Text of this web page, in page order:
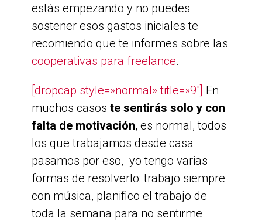
estás empezando y no puedes
sostener esos gastos iniciales te
recomiendo que te informes sobre las
cooperativas para freelance.
[dropcap style=»normal» title=»9″] En
muchos casos te sentirás solo y con
falta de motivación, es normal, todos
los que trabajamos desde casa
pasamos por eso, yo tengo varias
formas de resolverlo: trabajo siempre
con música, planifico el trabajo de
toda la semana para no sentirme